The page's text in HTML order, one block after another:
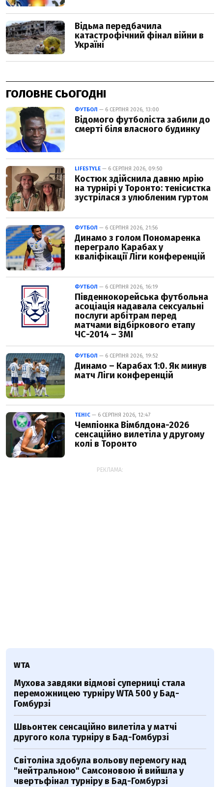
ГОЛОВНЕ СЬОГОДНІ
ФУТБОЛ — 6 СЕРПНЯ 2026, 13:00
Відомого футболіста забили до
смерті біля власного будинку
LIFESTYLE — 6 СЕРПНЯ 2026, 09:50
Костюк здійснила давню мрію
на турнірі у Торонто: тенісистка
зустрілася з улюбленим гуртом
ФУТБОЛ — 6 СЕРПНЯ 2026, 21:56
Динамо з голом Пономаренка
переграло Карабах у
кваліфікації Ліги конференцій
ФУТБОЛ — 6 СЕРПНЯ 2026, 16:19
Південнокорейська футбольна
асоціація надавала сексуальні
послуги арбітрам перед
матчами відбіркового етапу
ЧС-2014 – ЗМІ
ФУТБОЛ — 6 СЕРПНЯ 2026, 19:52
Динамо – Карабах 1:0. Як минув
матч Ліги конференцій
ТЕНІС — 6 СЕРПНЯ 2026, 12:47
Чемпіонка Вімблдона-2026
сенсаційно вилетіла у другому
колі в Торонто
РЕКЛАМА:
WTA
Мухова завдяки відмові суперниці стала
переможницею турніру WTA 500 у Бад-
Гомбурзі
Швьонтек сенсаційно вилетіла у матчі
другого кола турніру в Бад-Гомбурзі
Світоліна здобула вольову перемогу над
"нейтральною" Самсоновою й вийшла у
чвертьфінал турніру в Бад-Гомбурзі